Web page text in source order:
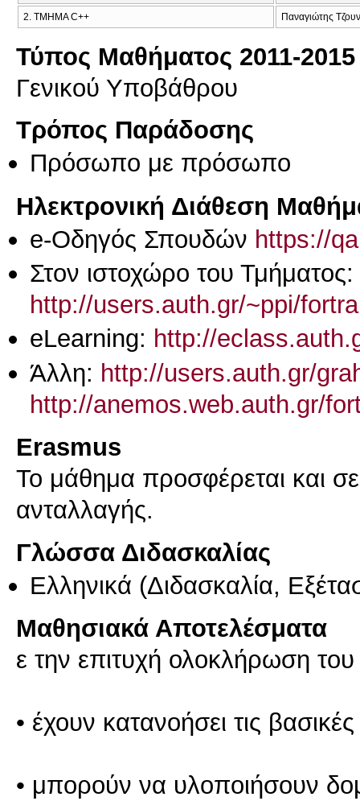
2. TMHMA C++ Παναγιώτης
Τύπος Μαθήματος 2011-2015
Γενικού Υποβάθρου
Τρόπος Παράδοσης
Πρόσωπο με πρόσωπο
Ηλεκτρονική Διάθεση
e-Οδηγός Σπουδών https://
Στον ιστοχώρο του Τμήματος:
http://users.auth.gr/~ppi/
eLearning: http://
Άλλη: http://users.auth.gr/
http://anemos.web.auth.gr/
Erasmus
Το μάθημα προσφέρεται και
ανταλλαγής.
Γλώσσα Διδασκαλίας
Ελληνικά (Διδασκαλία,
Μαθησιακά Αποτελέσματα
ε την επιτυχή ολοκλήρωση
• έχουν κατανοήσει τις
• μπορούν να υλοποιήσουν